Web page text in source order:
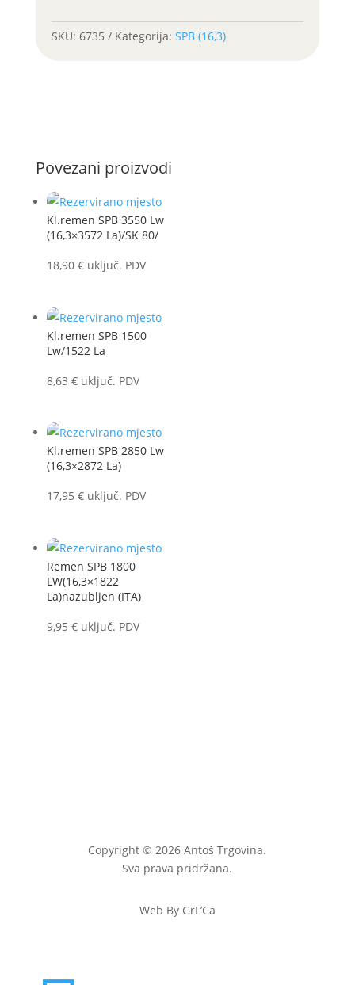
SKU: 6735 Kategorija: SPB (16,3)
Povezani proizvodi
Kl.remen SPB 3550 Lw
(16,3×3572 La)/SK 80/
18,90 € uključ. PDV
Kl.remen SPB 1500
Lw/1522 La
8,63 € uključ. PDV
Kl.remen SPB 2850 Lw
(16,3×2872 La)
17,95 € uključ. PDV
Remen SPB 1800
LW(16,3×1822
La)nazubljen (ITA)
9,95 € uključ. PDV
Copyright © 2026 Antoš Trgovina.
Sva prava pridržana.
Web By GrL’Ca